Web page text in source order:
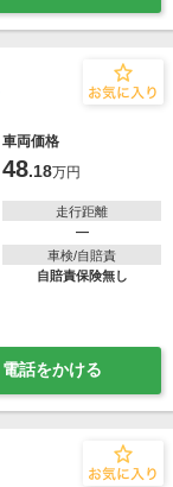
車両価格
48.18万円
走行距離
―
車検/自賠責
自賠責保険無し
電話をかける